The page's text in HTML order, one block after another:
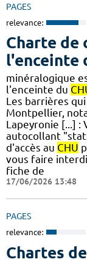
PAGES
relevance:
Charte de
l'enceinte
minéralogique
l'enceinte du
Les barrières
Montpellier,
Lapeyronie [...]
autocollant
d'accès au CHU
vous faire
fiche de
17/06/2026 13:48
PAGES
relevance:
Chartes